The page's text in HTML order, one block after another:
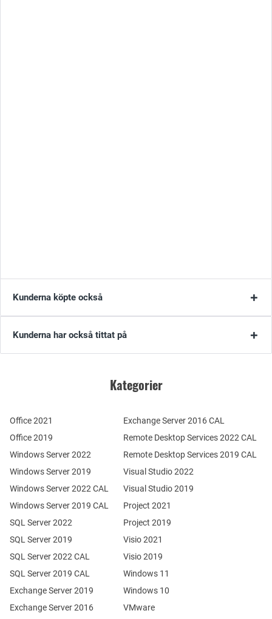
Kunderna köpte också
Kunderna har också tittat på
Kategorier
Office 2021
Office 2019
Windows Server 2022
Windows Server 2019
Exchange Server 2019
Exchange Server 2016
SQL Server 2022
SQL Server 2019
Windows Server 2022 CAL
Windows Server 2019 CAL
SQL Server 2022 CAL
SQL Server 2019 CAL
Remote Desktop Services 2022 CAL
Remote Desktop Services 2019 CAL
Exchange Server 2016 CAL
Visual Studio 2022
Visual Studio 2019
Project 2021
Project 2019
Visio 2021
Visio 2019
Windows 11
Windows 10
VMware